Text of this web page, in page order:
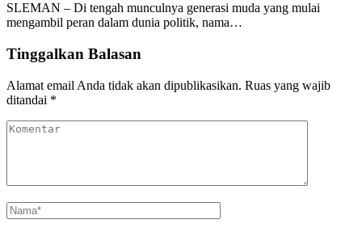
SLEMAN – Di tengah munculnya generasi muda yang mulai
mengambil peran dalam dunia politik, nama…
Tinggalkan Balasan
Alamat email Anda tidak akan dipublikasikan. Ruas yang wajib
ditandai *